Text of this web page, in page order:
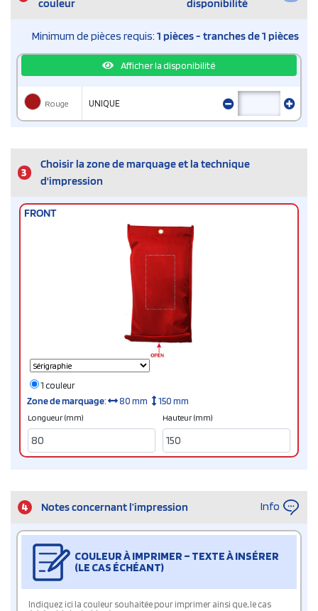
couleur
disponibilité
Minimum de pièces requis: 1 pièces - tranches de 1 pièces
Afficher la disponibilité
Rouge UNIQUE
3
Choisir la zone de marquage et la technique
d'impression
FRONT
1 couleur
Zone de marquage: 80 mm 150 mm
Longueur (mm) Hauteur (mm)
4 Notes concernant l’impression Info
COULEUR À IMPRIMER – TEXTE À INSÉRER
(LE CAS ÉCHÉANT)
Indiquez ici la couleur souhaitée pour imprimer ainsi que, le cas